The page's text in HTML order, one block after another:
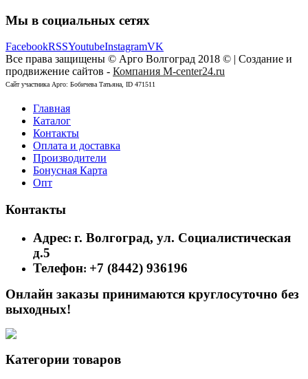
Мы в социальных сетях
FacebookRSSYoutubeInstagramVK
Все права защищены © Арго Волгоград 2018 © | Создание и
продвижение сайтов - Компания M-center24.ru
Сайт участника Арго: Бобичева Татьяна, ID 471511
Главная
Каталог
Контакты
Оплата и доставка
Производители
Бонусная Карта
Опт
Контакты
Адрес: г. Волгоград, ул. Социалистическая
д.5
Телефон: +7 (8442) 936196
Онлайн заказы принимаются круглосуточно без
выходных!
Категории товаров